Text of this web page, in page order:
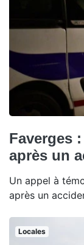
Faverges
après un
Un appel à
après un
Locales